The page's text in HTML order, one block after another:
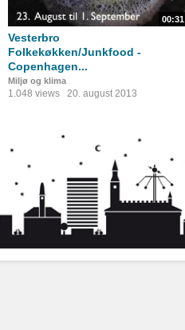
00:31
Vesterbro
Folkekøkken/Junkfood -
Copenhagen...
Miljø og klima
1.048 views 20. august 2013